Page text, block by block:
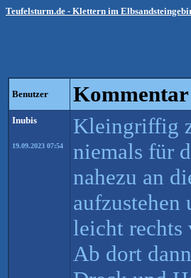
Teufelsturm.de - Klettern im
Benutzer Kommentar
Inubis
19.09.2023 07:54
Kleingriffig
niemals für
nahezu an
aufzustehen
leicht rechts
Ab dort